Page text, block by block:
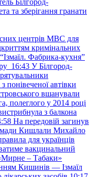
Білгород-
та зберігання гранати
центрів МВС для
кримінальних
Фабрика-кухня”
16:43 У Білгород-
понівеченої автівки
вшанували
полеглого у 2014 році
з балкона
На передовій загинув
Кишлали Михайло
для українців
вакцинальний
– Табаки»
Кишинів — Ізмаїл